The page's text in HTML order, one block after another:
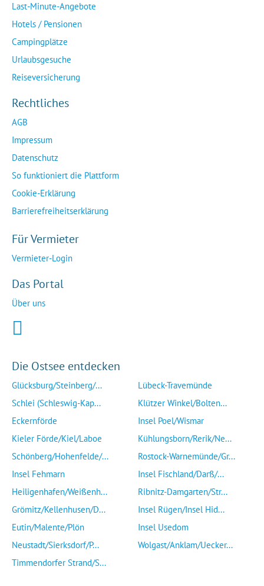
Last-Minute-Angebote
Hotels / Pensionen
Campingplätze
Urlaubsgesuche
Reiseversicherung
Rechtliches
AGB
Impressum
Datenschutz
So funktioniert die Plattform
Cookie-Erklärung
Barrierefreiheitserklärung
Für Vermieter
Vermieter-Login
Das Portal
Über uns
Die Ostsee entdecken
Glücksburg/Steinberg/...
Schlei (Schleswig-Kap...
Eckernförde
Kieler Förde/Kiel/Laboe
Schönberg/Hohenfelde/...
Insel Fehmarn
Heiligenhafen/Weißenh...
Grömitz/Kellenhusen/D...
Eutin/Malente/Plön
Neustadt/Sierksdorf/P...
Timmendorfer Strand/S...
Lübeck-Travemünde
Klützer Winkel/Bolten...
Insel Poel/Wismar
Kühlungsborn/Rerik/Ne...
Rostock-Warnemünde/Gr...
Insel Fischland/Darß/...
Ribnitz-Damgarten/Str...
Insel Rügen/Insel Hid...
Insel Usedom
Wolgast/Anklam/Uecker...